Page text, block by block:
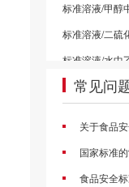
标准溶液/水中
标准溶液/水中
常见问
关于食品
国家标准
食品安全